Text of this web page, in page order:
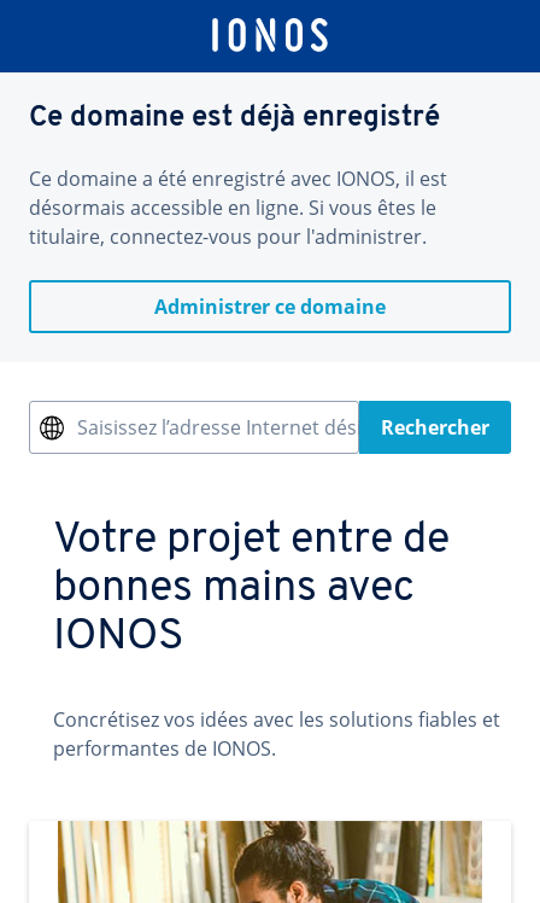
Ce domaine est déjà enregistré
Ce domaine a été enregistré avec IONOS, il est
désormais accessible en ligne. Si vous êtes le
titulaire, connectez-vous pour l'administrer.
Administrer ce domaine
Saisissez l’adresse Internet désiréeRechercher
Votre projet entre de
bonnes mains avec
IONOS
Concrétisez vos idées avec les solutions fiables et
performantes de IONOS.